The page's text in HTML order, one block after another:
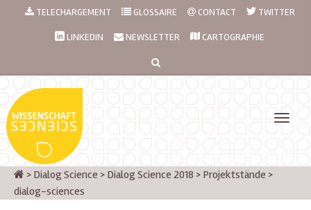
TELECHARGEMENT GLOSSAIRE CONTACT TWITTER
LINKEDIN NEWSLETTER CARTOGRAPHIE
> Dialog Science > Dialog Science 2018 > Projektstände >
dialog-sciences